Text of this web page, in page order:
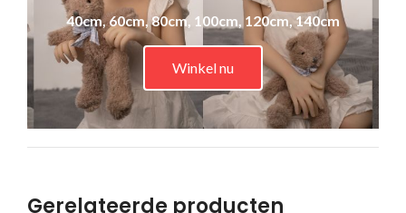
40cm, 60cm, 80cm, 100cm, 120cm, 140cm
Winkel nu
Gerelateerde producten